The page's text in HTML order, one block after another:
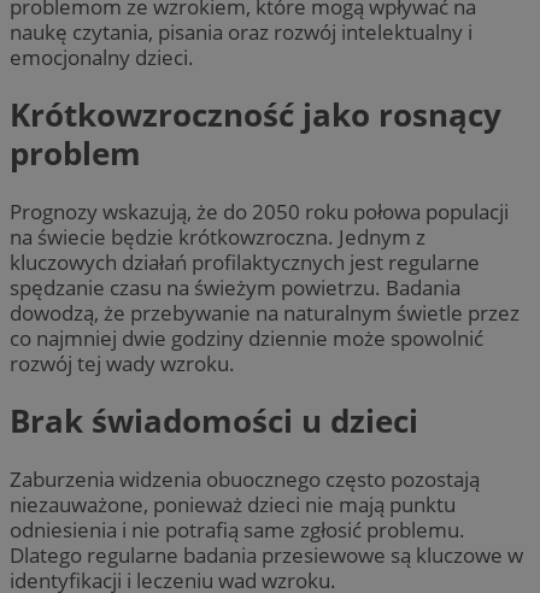
problemom ze wzrokiem, które mogą wpływać na
naukę czytania, pisania oraz rozwój intelektualny i
emocjonalny dzieci.
Krótkowzroczność jako rosnący
problem
Prognozy wskazują, że do 2050 roku połowa populacji
na świecie będzie krótkowzroczna. Jednym z
kluczowych działań profilaktycznych jest regularne
spędzanie czasu na świeżym powietrzu. Badania
dowodzą, że przebywanie na naturalnym świetle przez
co najmniej dwie godziny dziennie może spowolnić
rozwój tej wady wzroku.
Brak świadomości u dzieci
Zaburzenia widzenia obuocznego często pozostają
niezauważone, ponieważ dzieci nie mają punktu
odniesienia i nie potrafią same zgłosić problemu.
Dlatego regularne badania przesiewowe są kluczowe w
identyfikacji i leczeniu wad wzroku.